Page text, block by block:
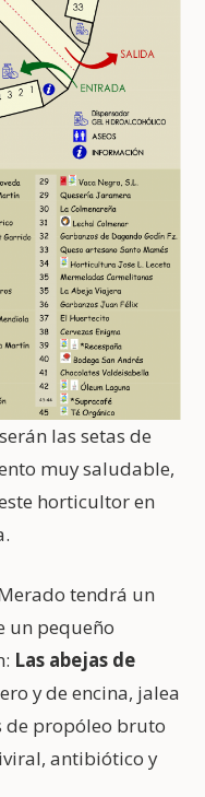
las setas de
muy saludable,
horticultor en
tendrá un
un pequeño
Las abejas de
y de encina, jalea
de propóleo bruto
antibiótico y